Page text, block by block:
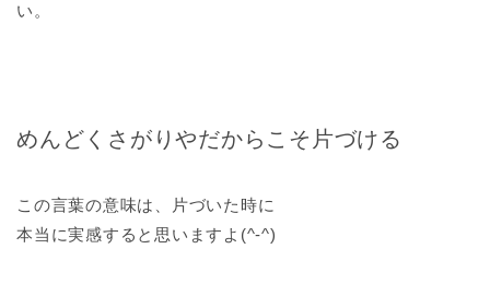
い。
めんどくさがりやだからこそ片づける
この言葉の意味は、片づいた時に
本当に実感すると思いますよ(^-^)